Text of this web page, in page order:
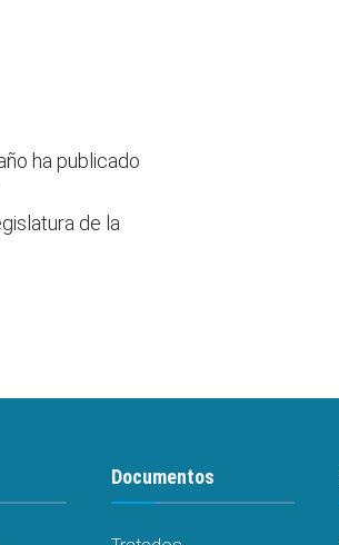
ha publicado
de la
Documentos